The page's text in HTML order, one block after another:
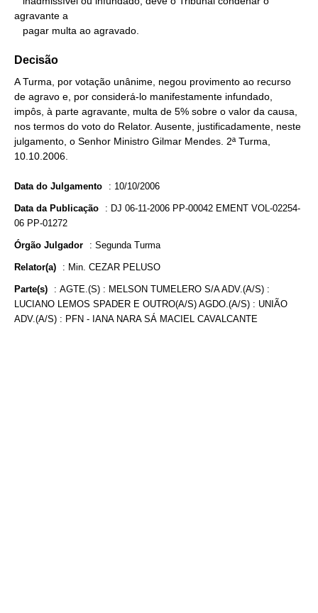
agravante a
   pagar multa ao agravado.
Decisão
A Turma, por votação unânime, negou provimento ao recurso
de agravo e, por considerá-lo manifestamente infundado,
impôs, à parte agravante, multa de 5% sobre o valor da causa,
nos termos do voto do Relator. Ausente, justificadamente, neste
julgamento, o Senhor Ministro Gilmar Mendes. 2ª Turma,
10.10.2006.
Data do Julgamento : 10/10/2006
Data da Publicação : DJ 06-11-2006 PP-00042 EMENT VOL-02254-
06 PP-01272
Órgão Julgador : Segunda Turma
Relator(a) : Min. CEZAR PELUSO
Parte(s) : AGTE.(S) : MELSON TUMELERO S/A ADV.(A/S) :
LUCIANO LEMOS SPADER E OUTRO(A/S) AGDO.(A/S) : UNIÃO
ADV.(A/S) : PFN - IANA NARA SÁ MACIEL CAVALCANTE